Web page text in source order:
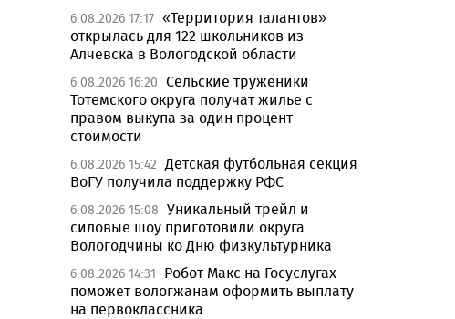
6.08.2026 17:17 «Территория талантов»
открылась для 122 школьников из
Алчевска в Вологодской области
6.08.2026 16:20 Сельские труженики
Тотемского округа получат жилье с
правом выкупа за один процент
стоимости
6.08.2026 15:42 Детская футбольная секция
ВоГУ получила поддержку РФС
6.08.2026 15:08 Уникальный трейл и
силовые шоу приготовили округа
Вологодчины ко Дню физкультурника
6.08.2026 14:31
Робот Макс на Госуслугах
поможет вологжанам оформить выплату
на первоклассника